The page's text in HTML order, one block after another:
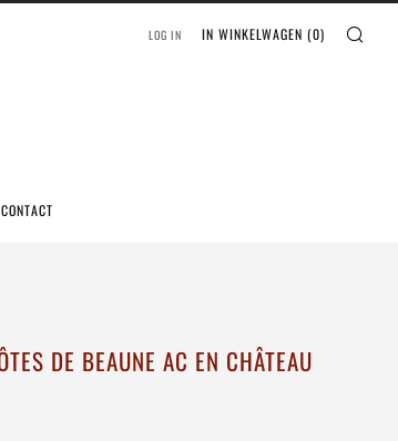
CONTACT
LOG IN IN WINKELWAGEN (0)
DE BEAUNE AC EN CHÂTEAU